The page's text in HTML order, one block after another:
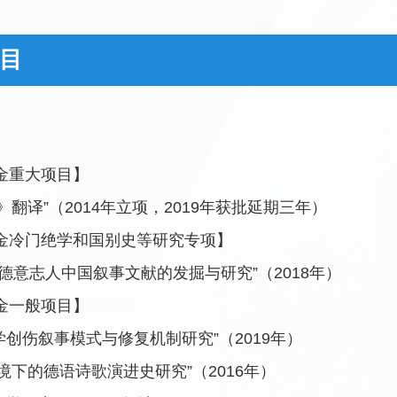
大项目】
翻译” （ 2014年立项， 2019年获批延期三年）
冷门绝学和国别史等研究专项】
意志人中国叙事文献的发掘与研究” （ 2018年）
般项目】
创伤叙事模式与修复机制研究” （ 2019年）
下的德语诗歌演进史研究” （ 2016年）